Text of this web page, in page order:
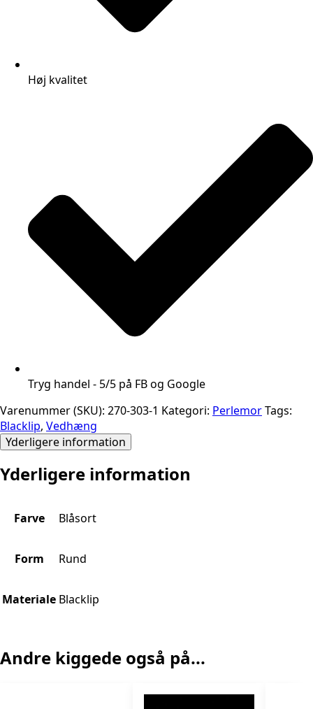
Høj kvalitet
Tryg handel - 5/5 på FB og Google
Varenummer (SKU): 270-303-1 Kategori: PerlemorTags:
Blacklip, Vedhæng
Yderligere information
Yderligere information
Farve Blåsort
Form Rund
Materiale Blacklip
Andre kiggede også på...